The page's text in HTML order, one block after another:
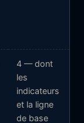
4 — dont
les
indicateurs
et la ligne
de base